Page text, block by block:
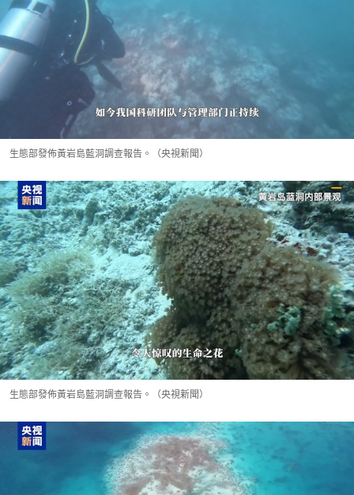
生態部發佈黃岩島藍洞調查報告。（央視新聞）
生態部發佈黃岩島藍洞調查報告。（央視新聞）